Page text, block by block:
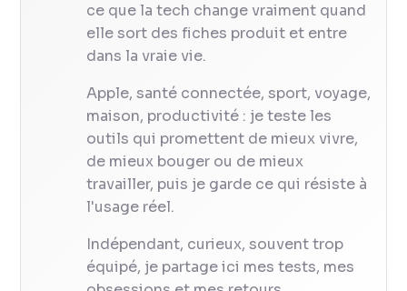
ce que la tech change vraiment quand
elle sort des fiches produit et entre
dans la vraie vie.
Apple, santé connectée, sport, voyage,
maison, productivité : je teste les
outils qui promettent de mieux vivre,
de mieux bouger ou de mieux
travailler, puis je garde ce qui résiste à
l'usage réel.
Indépendant, curieux, souvent trop
équipé, je partage ici mes tests, mes